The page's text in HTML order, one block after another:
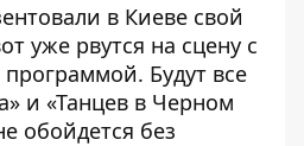
в Киеве свой
уже рвутся на сцену с
Будут все
и «Танцев в Черном
обойдется без